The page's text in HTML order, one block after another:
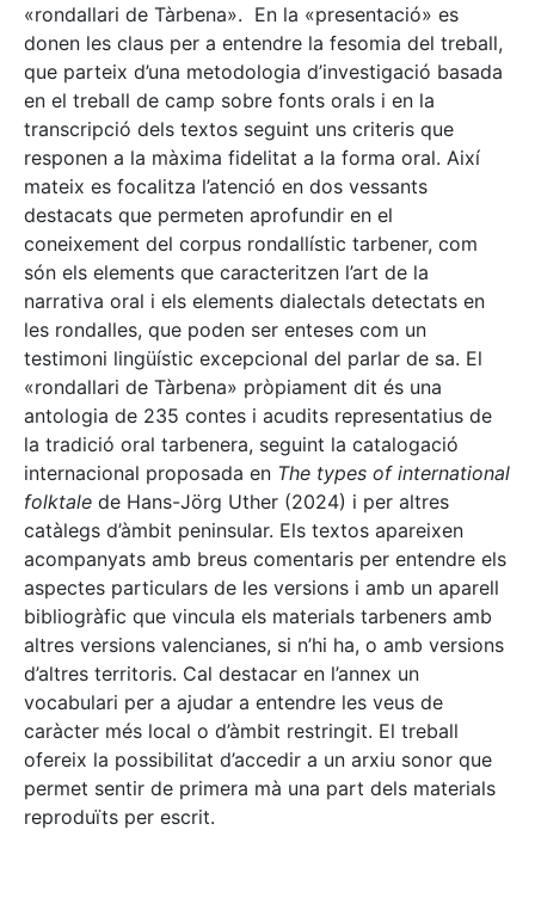
«rondallari de Tàrbena». En la «presentació» es
donen les claus per a entendre la fesomia del treball,
que parteix d’una metodologia d’investigació basada
en el treball de camp sobre fonts orals i en la
transcripció dels textos seguint uns criteris que
responen a la màxima fidelitat a la forma oral. Així
mateix es focalitza l’atenció en dos vessants
destacats que permeten aprofundir en el
coneixement del corpus rondallístic tarbener, com
són els elements que caracteritzen l’art de la
narrativa oral i els elements dialectals detectats en
les rondalles, que poden ser enteses com un
testimoni lingüístic excepcional del parlar de sa. El
«rondallari de Tàrbena» pròpiament dit és una
antologia de 235 contes i acudits representatius de
la tradició oral tarbenera, seguint la catalogació
internacional proposada en The types of international
folktale de Hans-Jörg Uther (2024) i per altres
catàlegs d’àmbit peninsular. Els textos apareixen
acompanyats amb breus comentaris per entendre els
aspectes particulars de les versions i amb un aparell
bibliogràfic que vincula els materials tarbeners amb
altres versions valencianes, si n’hi ha, o amb versions
d’altres territoris. Cal destacar en l’annex un
vocabulari per a ajudar a entendre les veus de
caràcter més local o d’àmbit restringit. El treball
ofereix la possibilitat d’accedir a un arxiu sonor que
permet sentir de primera mà una part dels materials
reproduïts per escrit.